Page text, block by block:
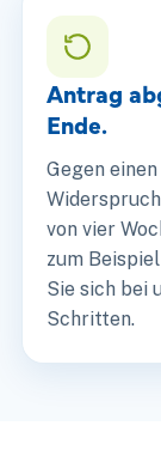
Antrag
Ende.
Gegen
von vier
zum
Sie sich bei
Schritten.